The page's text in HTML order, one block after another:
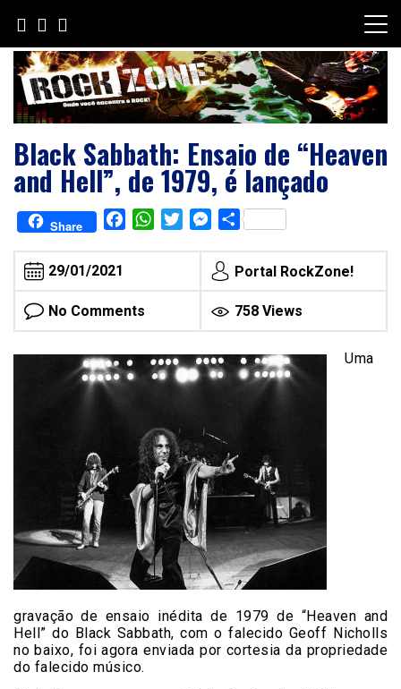
content
Black Sabbath: Ensaio de “Heaven
and Hell”, de 1979, é lançado
Share FacebookWhatsAppTwitterMessenger
Share
29/01/2021 Portal RockZone!
No Comments 758 Views
Uma
gravação de ensaio inédita de 1979 de “Heaven and
Hell” do Black Sabbath, com o falecido Geoff Nicholls
no baixo, foi agora enviada por cortesia da propriedade
do falecido músico.